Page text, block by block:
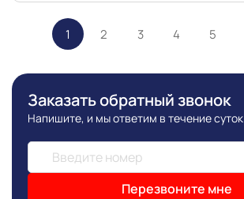
1 2 3 4 5
Заказать обратный звонок
Напишите, и мы ответим в течение суток
Перезвоните мне